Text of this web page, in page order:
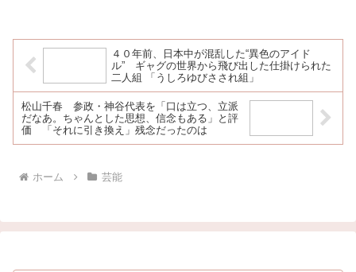
４０年前、日本中が混乱した“異色のアイド
ル” ギャグの世界から飛び出した仕掛けられた
二人組 「うしろゆびさされ組」
松山千春 参政・神谷代表を「口は立つ、立派
だなあ。ちゃんとした思想、信念もある」と評
価 「それに引き換え」残念だったのは
ホーム 芸能